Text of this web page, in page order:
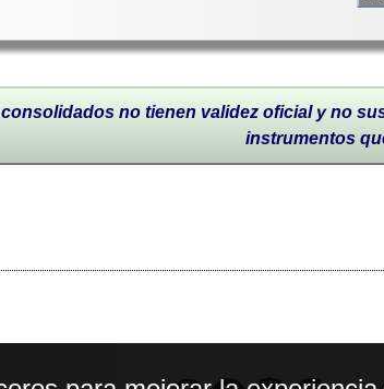
no tienen validez oficial y no
instrumentos